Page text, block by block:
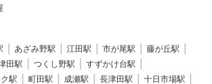
あざみ野駅 江田駅 市が尾駅
藤が丘駅
田駅 つくし野駅
すずかけ台駅
駅
町田駅 成瀬駅 長津田駅
十日市場駅